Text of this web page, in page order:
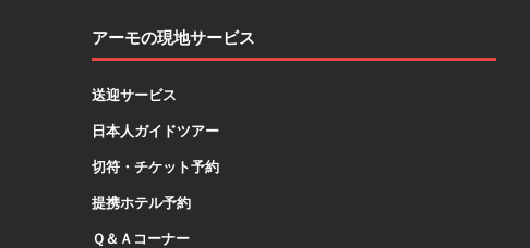
アーモの現地サービス
送迎サービス
日本人ガイドツアー
切符・チケット予約
提携ホテル予約
Ｑ＆Ａコーナー